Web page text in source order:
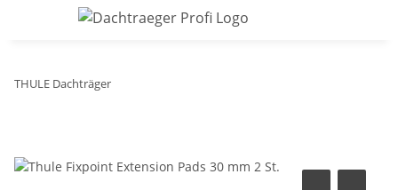
THULE Dachträger